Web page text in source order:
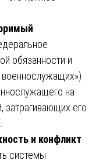
обязанности и
военнослужащих»)
на
его
и конфликт
системы